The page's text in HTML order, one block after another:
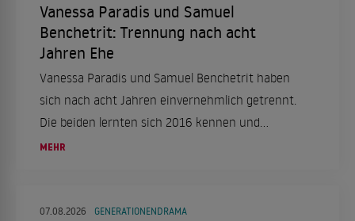
Vanessa Paradis und Samuel
Benchetrit: Trennung nach acht
Jahren Ehe
Vanessa Paradis und Samuel Benchetrit haben
sich nach acht Jahren einvernehmlich getrennt.
Die beiden lernten sich 2016 kennen und
heirateten 2018. Ein Statement ihres
MEHR
07.08.2026 GENERATIONENDRAMA